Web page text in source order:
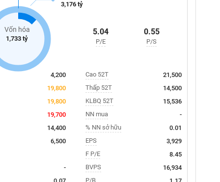
Vốn hóa
1,733 tỷ
3,176 tỷ
5.04
P/E
0.55
P/S
4,200
19,800
19,800
19,700
14,400
6,500
-
0.07
Cao 52T
21,500
Thấp 52T
14,500
KLBQ 52T
15,536
NN mua
-
% NN sở hữu
0.01
EPS
3,929
F P/E
8.45
BVPS
16,934
P/B
1.17